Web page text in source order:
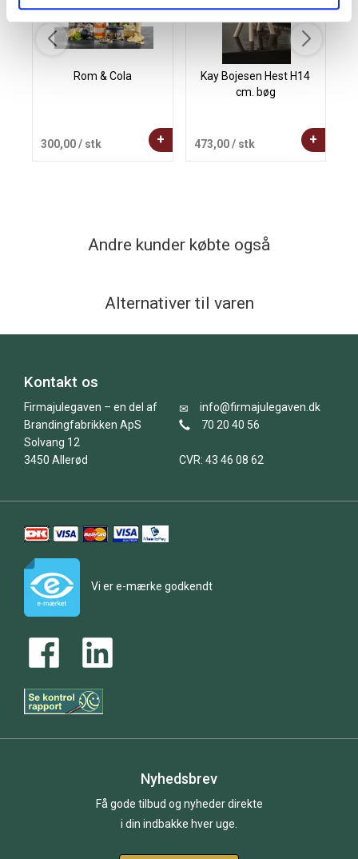
Rom & Cola
300,00/ stk +
Kay Bojesen Hest H14
cm. bøg
473,00 / stk +
Andre kunder købte også
Alternativer til varen
Kontakt os
Firmajulegaven – en del af
Brandingfabrikken ApS
Solvang 12
3450 Allerød
info@firmajulegaven.dk
70 20 40 56
CVR: 43 46 08 62
Vi er e-mærke godkendt
Nyhedsbrev
Få gode tilbud og nyheder direkte
i din indbakke hver uge.